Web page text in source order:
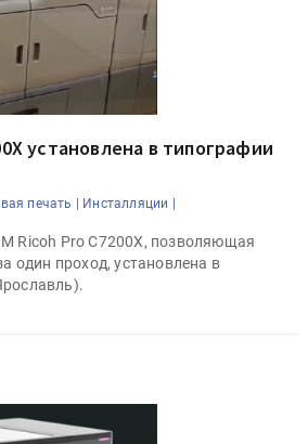
установлена в типографии
печать | Инсталляции |
Ricoh Pro С7200X, позволяющая
один проход, установлена в